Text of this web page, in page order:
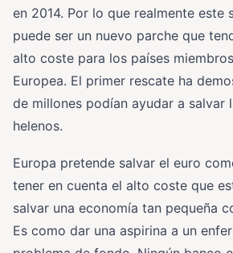
en 2014. Por lo que realmente este
puede ser un nuevo parche que
alto coste para los países
Europea. El primer rescate ha
de millones podían ayudar a salvar
helenos.
Europa pretende salvar el euro
tener en cuenta el alto coste que
salvar una economía tan pequeña
Es como dar una aspirina a un